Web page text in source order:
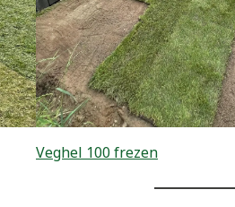
Veghel 100 frezen